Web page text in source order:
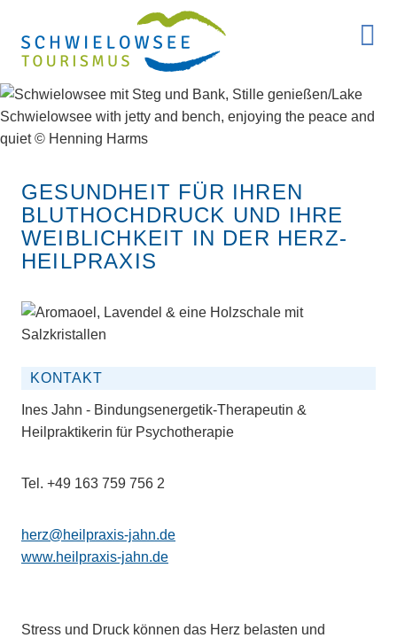
GESUNDHEIT FÜR IHREN
BLUTHOCHDRUCK UND IHRE
WEIBLICHKEIT IN DER HERZ-
HEILPRAXIS
KONTAKT
Ines Jahn - Bindungsenergetik-Therapeutin &
Heilpraktikerin für Psychotherapie
Tel. +49 163 759 756 2
herz@heilpraxis-jahn.de
www.heilpraxis-jahn.de
Stress und Druck können das Herz belasten und